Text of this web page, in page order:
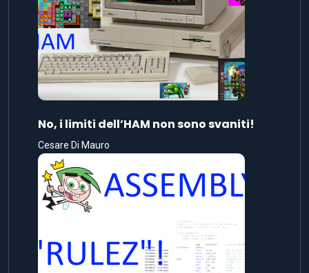
No, i limiti dell’HAM non sono svaniti!
Cesare Di Mauro